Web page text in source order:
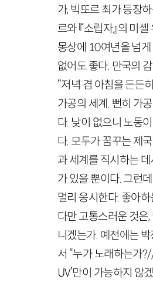
가, 빅또르 최가 등장
르와 『소립자』의 미
몽상에 10여년을 넘
없어도 좋다. 만국의
“저녁 겸 아침을 든든
가공의 세계. 뻔히 가
다. 낮이 없으니 노동
다. 모두가 꿈꾸는 제
과 세계를 직시하는
가 있을 뿐이다. 그런
멀리 응시한다. 좋아
다만 고통스러운 것은
니겠는가. 예전에는
서 “누가 노래하는가
UV’만이 가능하지 않